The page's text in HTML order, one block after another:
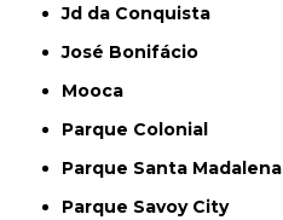
Jd da Conquista
José Bonifácio
Mooca
Parque Colonial
Parque Santa Madalena
Parque Savoy City